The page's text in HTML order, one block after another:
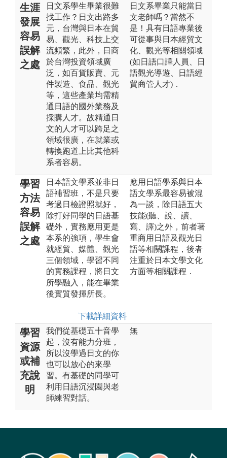
生涯
發展
容易
誤解
之處
日文系學生畢業很難
找工作？日文出路多
元，台灣與日本在貿
易、觀光、科技上交
流頻繁，此外，日商
於台灣投資領域廣
泛，如百貨販賣、元
件製造、食品、觀光
等，這些產業均需精
通日語的國外業務及
採購人才。故精通日
文的人才可以跨足之
領域很廣，在就業或
轉換跑道上比其他科
系者容易。
日文系畢業只能當日
文老師嗎？當然不
是！具有日語專業後
可從事與日本經貿文
化、觀光等相關領域
(如日語口譯人員、日
語觀光導遊、日語經
貿商管人才)．
學習
方法
容易
誤解
之處
日本語文學系並非日
語補習班，不是只要
考過日檢證照就好，
除打好同學的日語基
礎外，實務應用更是
本系的強項，學生會
就經貿、媒體、觀光
三個領域，學習不同
的實務課程，將日文
所學融入，能在畢業
後實質發揮所長。
下載詳細資料
應用日語學系與日本
語文學系最容易被混
為一談，除日語五大
技能(聽、說、讀、
寫、譯)之外，前者著
重商用日語及觀光日
語等相關課程，後者
注重於日本文學文化
方面等相關課程．
學習
資源
或補
充說
明
我們從基礎五十音學
起，沒有能力分班，
所以沒學過日文的你
也可以放心的來學
習。有基礎的同學可
利用日語沉浸園與老
師練習對話。
無